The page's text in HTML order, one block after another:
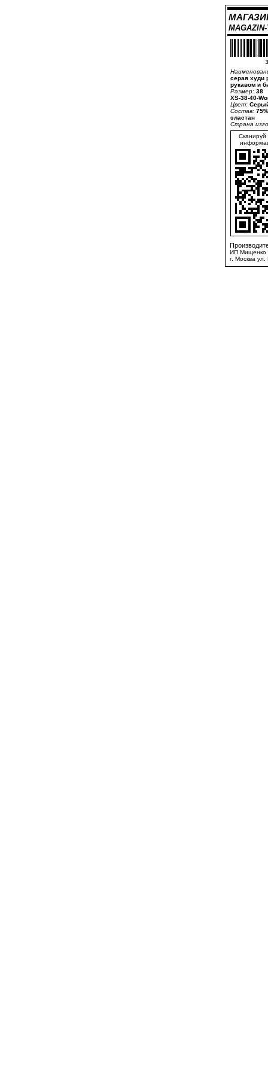
серая худи
рукавом и
Размер: 38
XS-38-40-
Цвет:
Состав:
эластан
Страна
Сканируй
ИП Мищенко
г. Москва